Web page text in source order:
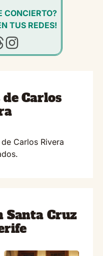
CONCIERTO?
TUS REDES!
Carlos
Carlos Rivera
Santa Cruz